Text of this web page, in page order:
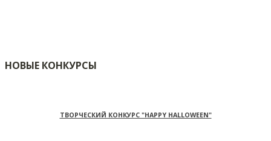
НОВЫЕ КОНКУРСЫ
ТВОРЧЕСКИЙ КОНКУРС "HAPPY HALLOWEEN"